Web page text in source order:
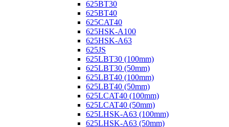
625BT30
625BT40
625CAT40
625HSK-A100
625HSK-A63
625JS
625LBT30 (100mm)
625LBT30 (50mm)
625LBT40 (100mm)
625LBT40 (50mm)
625LCAT40 (100mm)
625LCAT40 (50mm)
625LHSK-A63 (100mm)
625LHSK-A63 (50mm)